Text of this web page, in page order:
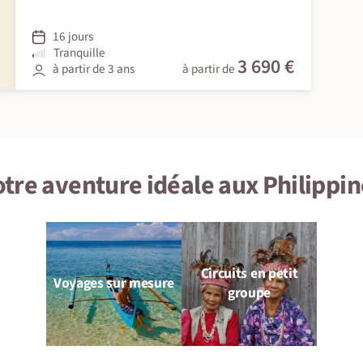
16 jours
Tranquille
à partir de 3 ans
à partir de 3 690 €
aventure idéale aux
Voyages sur mesure
Circuits en petit
groupe